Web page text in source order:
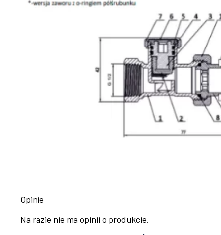
Opinie
Na razie nie ma opinii o produkcie.